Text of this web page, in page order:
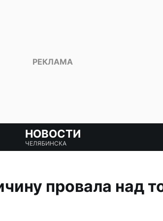
НОВОСТИ
ЧЕЛЯБИНСКА
провала над